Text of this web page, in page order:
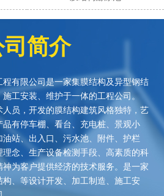
司简介
有限公司是一家集膜结构及异型钢结
工安装、维护于一体的工程公司。
员，开发的膜结构建筑风格独特，艺
有停车棚、看台、充电桩、景观小
站、出入口、污水池、附件、护栏
念、生产设备检测手段、高素质的科
为客户提供经济的技术服务。是一家
、等设计开发、加工制造、施工安